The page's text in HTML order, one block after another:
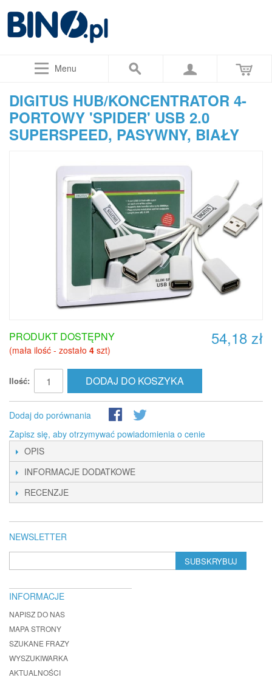
Menu
DIGITUS HUB/KONCENTRATOR 4-
PORTOWY 'SPIDER' USB 2.0
SUPERSPEED, PASYWNY, BIAŁY
54,18 zł
PRODUKT DOSTĘPNY
(mała ilość - zostało 4 szt)
Ilość: DODAJ DO KOSZYKA
Dodaj do porównania
Zapisz się, aby otrzymywać powiadomienia o cenie
OPIS
INFORMACJE DODATKOWE
RECENZJE
NEWSLETTER
SUBSKRYBUJ
INFORMACJE
NAPISZ DO NAS
MAPA STRONY
SZUKANE FRAZY
WYSZUKIWARKA
AKTUALNOŚCI